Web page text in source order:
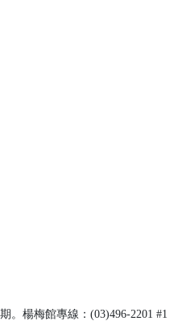
。楊梅館專線：(03)496-2201 #1